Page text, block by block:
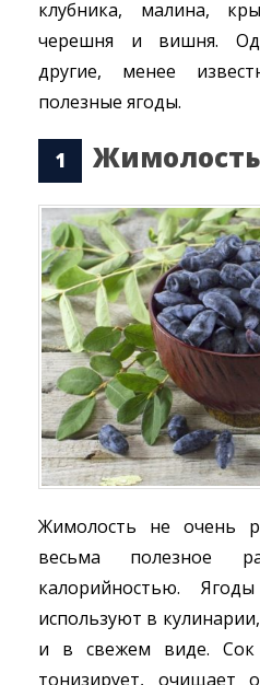
клубника, малина,
черешня и вишня.
другие, менее
полезные ягоды.
Жимолость
Жимолость не очень
весьма полезное
калорийностью.
используют в
и в свежем виде. Сок
тонизирует, очищает